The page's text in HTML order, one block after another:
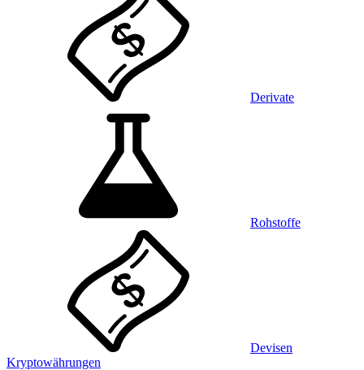
Derivate
Rohstoffe
Devisen
Kryptowährungen